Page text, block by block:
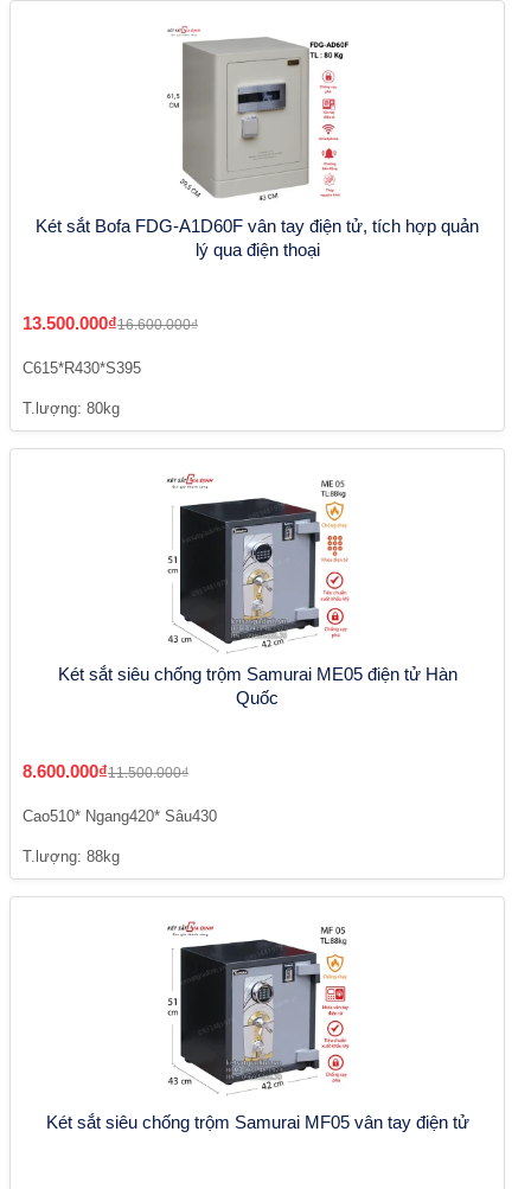
Két sắt Bofa FDG-A1D60F vân tay điện tử, tích hợp quản
lý qua điện thoại
13.500.000₫16.600.000₫
C615*R430*S395
T.lượng: 80kg
Két sắt siêu chống trộm Samurai ME05 điện tử Hàn
Quốc
8.600.000₫11.500.000₫
Cao510* Ngang420* Sâu430
T.lượng: 88kg
Két sắt siêu chống trộm Samurai MF05 vân tay điện tử